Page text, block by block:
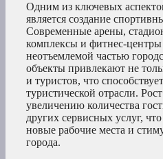
Одним из ключевых
является создание
Современные арены,
комплексы и фитнес-центры
неотъемлемой частью
объекты привлекают не
и туристов, что
туристической отрасли.
увеличению количества
других сервисных услуг,
новые рабочие места и
города.